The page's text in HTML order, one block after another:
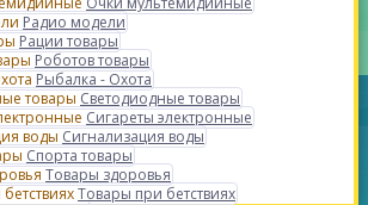
Радио модели
Рации товары
Роботов товары
Рыбалка - Охота
Светодиодные товары
Сигареты электронные
Сигнализация воды
Спорта товары
Товары здоровья
Товары при бетствиях